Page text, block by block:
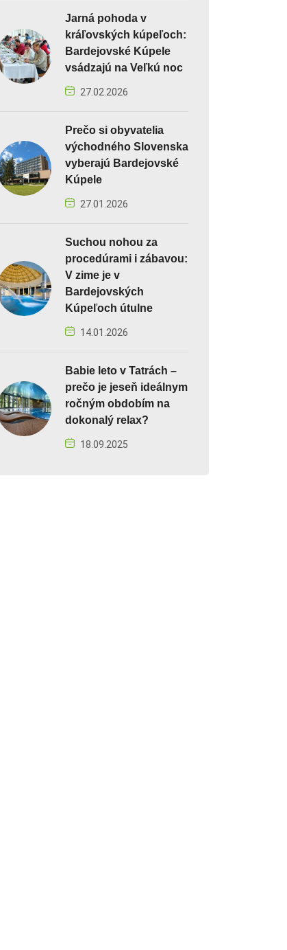
Jarná pohoda v
kráľovských kúpeľoch:
Bardejovské Kúpele
vsádzajú na Veľkú noc
27.02.2026
Prečo si obyvatelia
východného Slovenska
vyberajú Bardejovské
Kúpele
27.01.2026
Suchou nohou za
procedúrami i zábavou:
V zime je v
Bardejovských
Kúpeľoch útulne
14.01.2026
Babie leto v Tatrách –
prečo je jeseň ideálnym
ročným obdobím na
dokonalý relax?
18.09.2025